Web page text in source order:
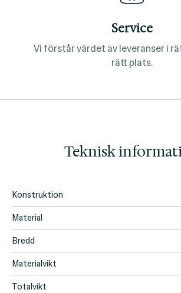
Service
Vi förstår värdet av leveranser i
rätt plats.
Teknisk
Konstruktion
Material
Bredd
Materialvikt
Totalvikt